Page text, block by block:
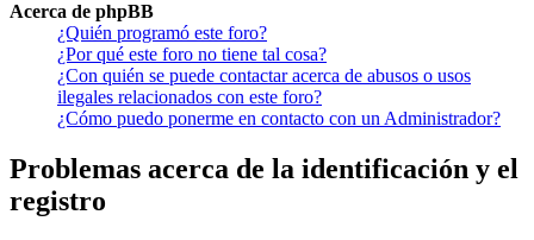
Acerca de phpBB
¿Quién programó este foro?
¿Por qué este foro no tiene tal cosa?
¿Con quién se puede contactar acerca de abusos o usos
ilegales relacionados con este foro?
¿Cómo puedo ponerme en contacto con un Administrador?
Problemas acerca de la identificación y el
registro